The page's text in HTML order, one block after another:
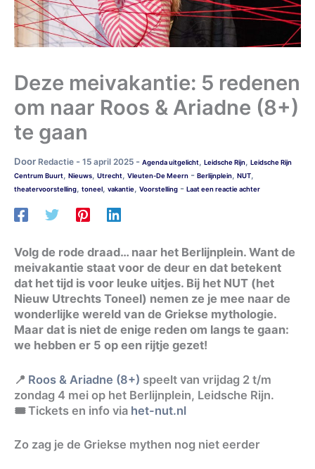
Deze meivakantie: 5 redenen
om naar Roos & Ariadne (8+)
te gaan
Door Redactie - 15 april 2025 - Agenda uitgelicht, Leidsche Rijn, Leidsche Rijn
Centrum Buurt, Nieuws, Utrecht, Vleuten-De Meern - Berlijnplein, NUT,
theatervoorstelling, toneel, vakantie, Voorstelling - Laat een reactie achter
Volg de rode draad… naar het Berlijnplein. Want de
meivakantie staat voor de deur en dat betekent
dat het tijd is voor leuke uitjes. Bij het NUT (het
Nieuw Utrechts Toneel) nemen ze je mee naar de
wonderlijke wereld van de Griekse mythologie.
Maar dat is niet de enige reden om langs te gaan:
we hebben er 5 op een rijtje gezet!
📍 Roos & Ariadne (8+) speelt van vrijdag 2 t/m
zondag 4 mei op het Berlijnplein, Leidsche Rijn.
🎟️ Tickets en info via het-nut.nl
Zo zag je de Griekse mythen nog niet eerder